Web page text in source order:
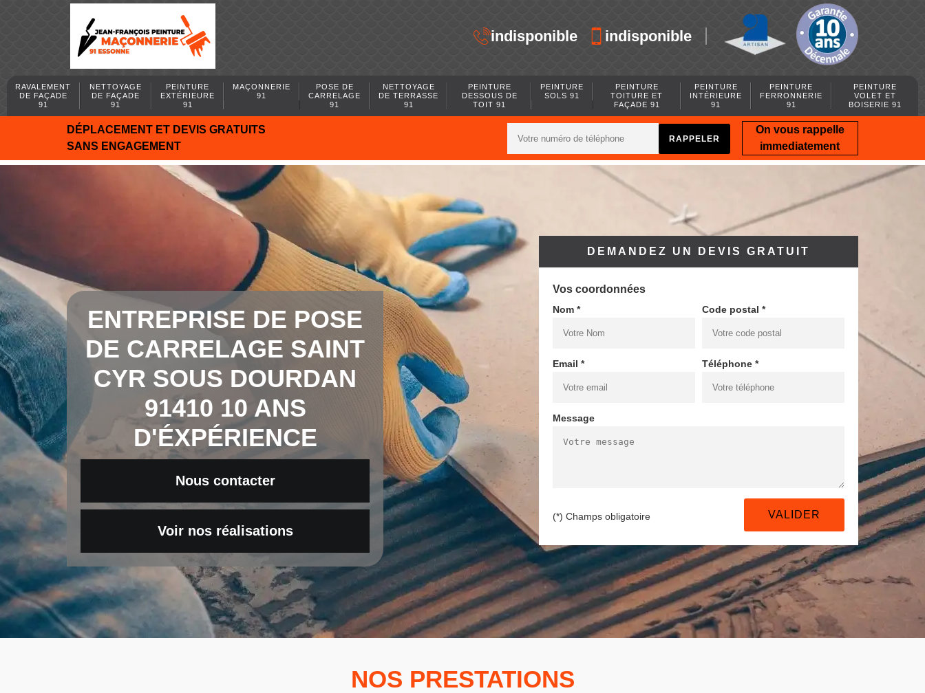
indisponible indisponible
RAVALEMENT
DE FAÇADE
91
NETTOYAGE
DE FAÇADE
91
PEINTURE
EXTÉRIEURE
91
MAÇONNERIE
91
POSE DE
CARRELAGE
91
NETTOYAGE
DE TERRASSE
91
PEINTURE
DESSOUS DE
TOIT 91
PEINTURE
SOLS 91
PEINTURE
TOITURE ET
FAÇADE 91
PEINTURE
INTÉRIEURE
91
PEINTURE
FERRONNERIE
91
PEINTURE
VOLET ET
BOISERIE 91
DÉPLACEMENT ET DEVIS GRATUITS
SANS ENGAGEMENT
On vous rappelle
immediatement
ENTREPRISE DE POSE
DE CARRELAGE SAINT
CYR SOUS DOURDAN
91410 10 ANS
D'ÉXPÉRIENCE
Nous contacter
Voir nos réalisations
DEMANDEZ UN DEVIS GRATUIT
Vos coordonnées
Nom * Code postal *
Email * Téléphone *
Message
(*) Champs obligatoire
NOS PRESTATIONS